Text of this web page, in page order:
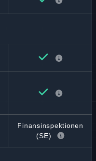
Finansinspektionen
(SE)